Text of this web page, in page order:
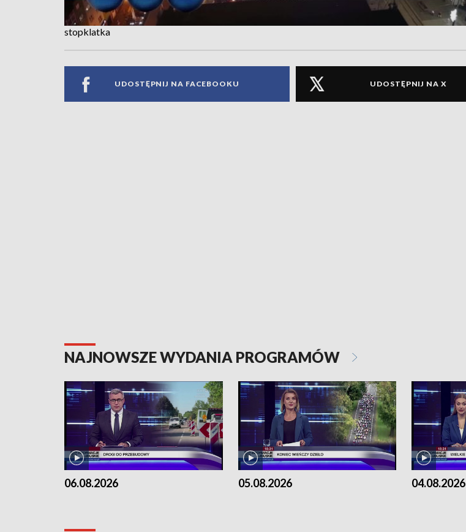
stopklatka
UDOSTĘPNIJ NA FACEBOOKU UDOSTĘPNIJ NA X
NAJNOWSZE WYDANIA PROGRAMÓW
06.08.2026 05.08.2026 04.08.2026